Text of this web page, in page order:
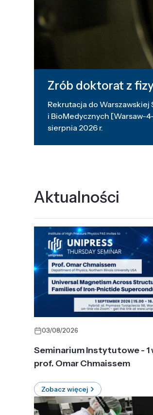
Zrób doktorat z
Rekrutacja do Warszawskiej
i BioMedycznych [Warsaw-
sierpnia 2026 r.
Aktualności
03/08/2026
Seminarium Instytutowe - 1
prof. Omar Chmaissem
Zobacz więcej